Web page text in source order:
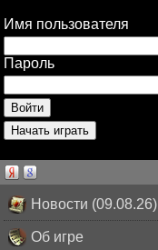
Имя пользователя
Пароль
Новости (09.08.26)
Об игре